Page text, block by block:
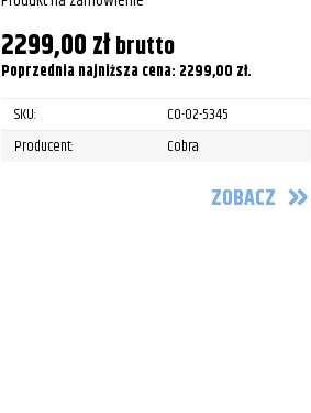
CMX250 Rebel
CMX250 Rebel
2299,00złbrutto
Poprzednia najniższa cena: 2299,00 zł.
SKU:
CO-02-5345
Producent:
Cobra
ZOBACZ